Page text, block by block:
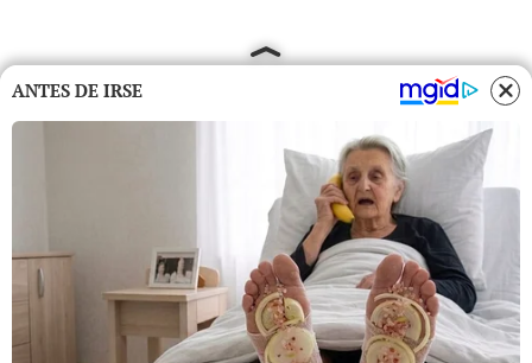
ANTES DE IRSE